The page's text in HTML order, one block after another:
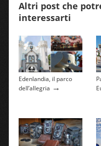
Altri post che
interessarti
Edenlandia, il parco
dell’allegria →